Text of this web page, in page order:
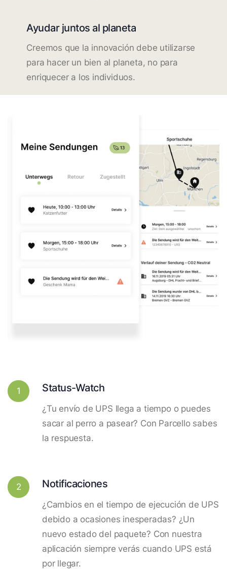
Ayudar juntos al planeta
Creemos que la innovación debe utilizarse
para hacer un bien al planeta, no para
enriquecer a los individuos.
1 Status-Watch
¿Tu envío de UPS llega a tiempo o puedes
sacar al perro a pasear? Con Parcello sabes
la respuesta.
2 Notificaciones
¿Cambios en el tiempo de ejecución de UPS
debido a ocasiones inesperadas? ¿Un
nuevo estado del paquete? Con nuestra
aplicación siempre verás cuando UPS está
por llegar.